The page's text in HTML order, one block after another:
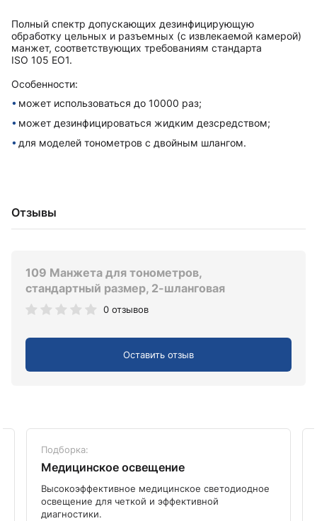
Полный спектр допускающих дезинфицирующую
обработку цельных и разъемных (с извлекаемой камерой)
манжет, соответствующих требованиям стандарта
ISO 105 EO1.
Особенности:
может использоваться до 10000 раз;
может дезинфицироваться жидким дезсредством;
для моделей тонометров с двойным шлангом.
Отзывы
109 Манжета для тонометров,
стандартный размер, 2-шланговая
0 отзывов
Оставить отзыв
Подборка:
Медицинское освещение
Высокоэффективное медицинское светодиодное
освещение для четкой и эффективной
диагностики.